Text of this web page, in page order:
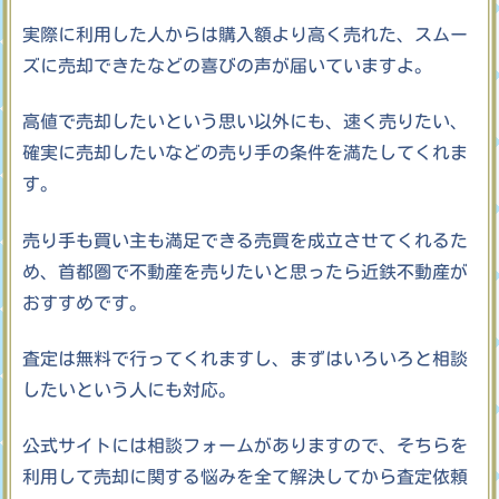
実際に利用した人からは購入額より高く売れた、スムー
ズに売却できたなどの喜びの声が届いていますよ。
高値で売却したいという思い以外にも、速く売りたい、
確実に売却したいなどの売り手の条件を満たしてくれま
す。
売り手も買い主も満足できる売買を成立させてくれるた
め、首都圏で不動産を売りたいと思ったら近鉄不動産が
おすすめです。
査定は無料で行ってくれますし、まずはいろいろと相談
したいという人にも対応。
公式サイトには相談フォームがありますので、そちらを
利用して売却に関する悩みを全て解決してから査定依頼